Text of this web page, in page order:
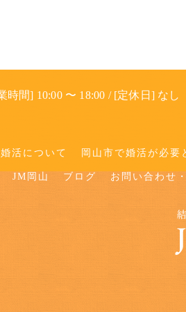
時間] 10:00 〜 18:00 / [定休日] なし
活について 岡山市で婚活が必要
JM岡山 ブログ お問い合わせ